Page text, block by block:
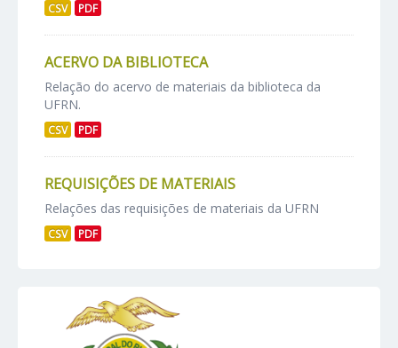
CSV PDF
ACERVO DA BIBLIOTECA
Relação do acervo de materiais da biblioteca da
UFRN.
CSV PDF
REQUISIÇÕES DE MATERIAIS
Relações das requisições de materiais da UFRN
CSV PDF